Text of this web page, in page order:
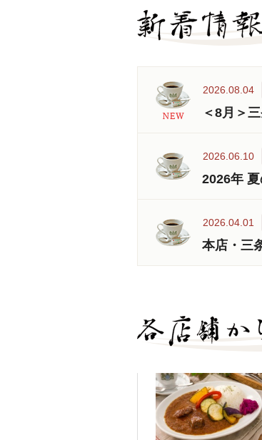
2026.08.04
＜8月＞
2026.06.10
2026年
2026.04.01
本店・三